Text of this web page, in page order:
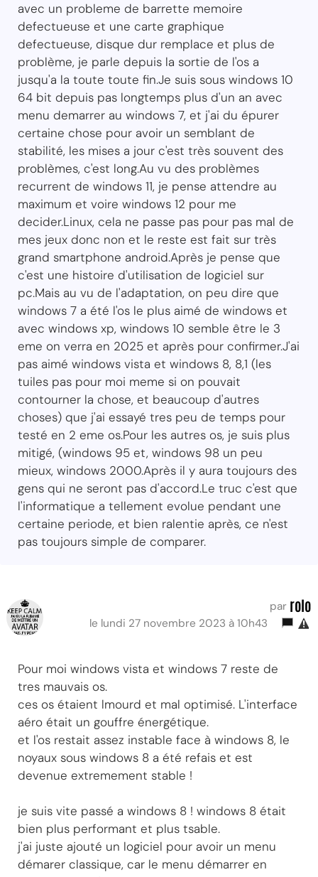
avec un probleme de barrette memoire
defectueuse et une carte graphique
defectueuse, disque dur remplace et plus de
problème, je parle depuis la sortie de l'os a
jusqu'a la toute toute fin.Je suis sous windows 10
64 bit depuis pas longtemps plus d'un an avec
menu demarrer au windows 7, et j'ai du épurer
certaine chose pour avoir un semblant de
stabilité, les mises a jour c'est très souvent des
problèmes, c'est long.Au vu des problèmes
recurrent de windows 11, je pense attendre au
maximum et voire windows 12 pour me
decider.Linux, cela ne passe pas pour pas mal de
mes jeux donc non et le reste est fait sur très
grand smartphone android.Après je pense que
c'est une histoire d'utilisation de logiciel sur
pc.Mais au vu de l'adaptation, on peu dire que
windows 7 a été l'os le plus aimé de windows et
avec windows xp, windows 10 semble être le 3
eme on verra en 2025 et après pour confirmer.J'ai
pas aimé windows vista et windows 8, 8,1 (les
tuiles pas pour moi meme si on pouvait
contourner la chose, et beaucoup d'autres
choses) que j'ai essayé tres peu de temps pour
testé en 2 eme os.Pour les autres os, je suis plus
mitigé, (windows 95 et, windows 98 un peu
mieux, windows 2000.Après il y aura toujours des
gens qui ne seront pas d'accord.Le truc c'est que
l'informatique a tellement evolue pendant une
certaine periode, et bien ralentie après, ce n'est
pas toujours simple de comparer.
par rolo
le lundi 27 novembre 2023 à 10h43
Pour moi windows vista et windows 7 reste de
tres mauvais os.
ces os étaient lmourd et mal optimisé. L'interface
aéro était un gouffre énergétique.
et l'os restait assez instable face à windows 8, le
noyaux sous windows 8 a été refais et est
devenue extremement stable !
je suis vite passé a windows 8 ! windows 8 était
bien plus performant et plus tsable.
j'ai juste ajouté un logiciel pour avoir un menu
démarer classique, car le menu démarrer en